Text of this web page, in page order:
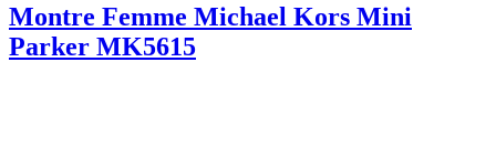
Montre Femme Michael Kors Mini
Parker MK5615